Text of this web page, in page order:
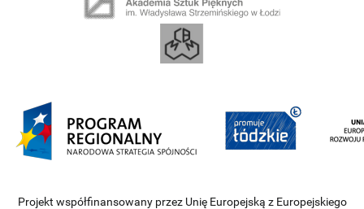
Projekt współfinansowany przez Unię Europejską z Europejskiego